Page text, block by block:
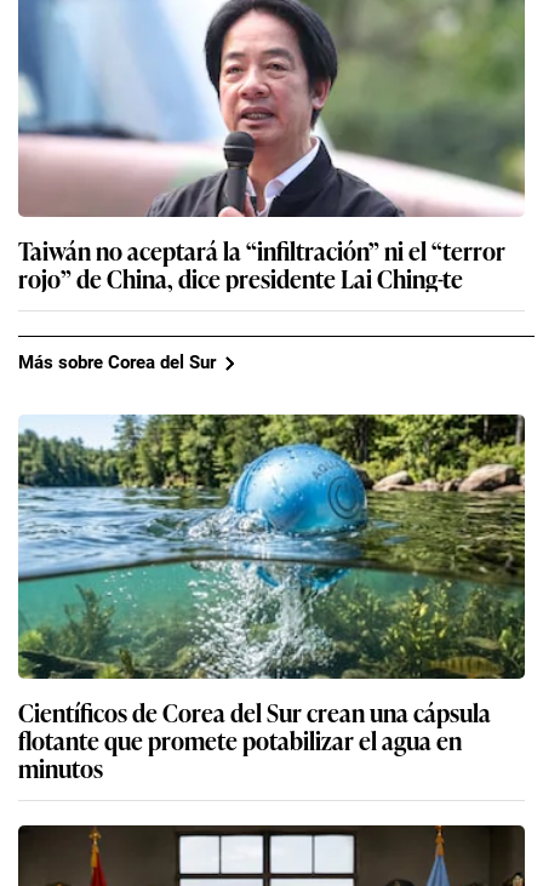
Taiwán no aceptará la “infiltración” ni el “terror
rojo” de China, dice presidente Lai Ching-te
Más sobre Corea del Sur
Científicos de Corea del Sur crean una cápsula
flotante que promete potabilizar el agua en
minutos